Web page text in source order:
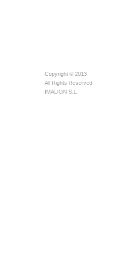
Copyright © 2013
All Rights Reserved
IMALION S.L.